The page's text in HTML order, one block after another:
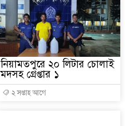
নিয়ামতপুরে ২০ লিটার চোলাই
মদসহ গ্রেপ্তার ১
২ সপ্তাহ আগে